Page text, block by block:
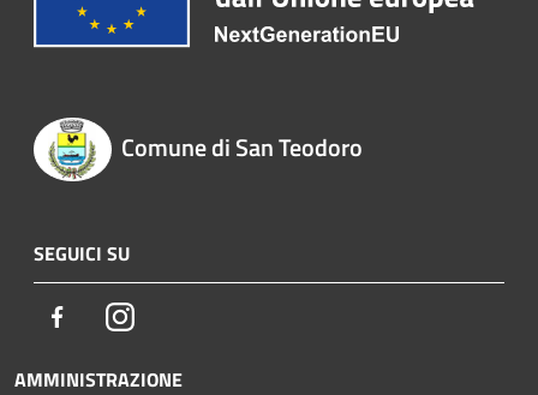
Comune di San Teodoro
SEGUICI SU
FacebookInstagram
AMMINISTRAZIONE